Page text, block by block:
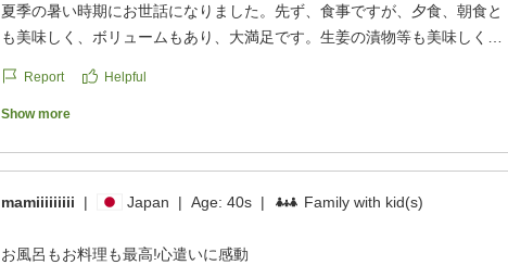
夏季の暑い時期にお世話になりました。先ず、食事ですが、夕食、朝食と
も美味しく、ボリュームもあり、大満足です。生姜の漬物等も美味しく、
き声を聴きながら木製の椅子でゆったり。空清もあり設備は申し分ありま
せん。お風呂は無料貸切風呂が3つもあり、ゆったりのんびり楽しめまし
りました。
クチコミの詳細はこちらから
reviewId=33123478146480
Report Helpful
Show more
mamiiiiiiiii | Japan | Age:40s | Family with kid(s)
お風呂もお料理も最高!心遣いに感動